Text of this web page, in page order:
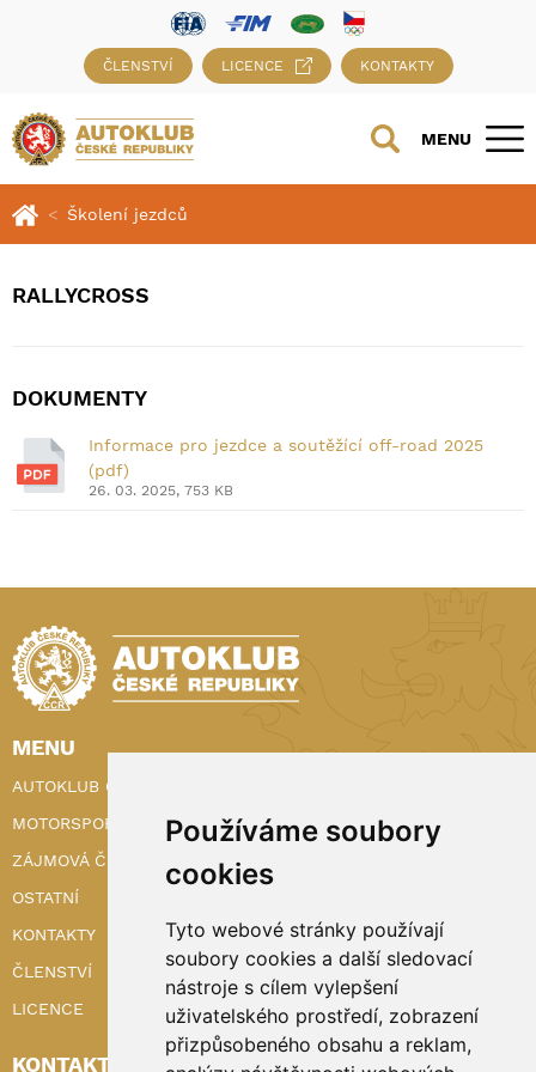
Používáme soubory
cookies
Tyto webové stránky používají
soubory cookies a další sledovací
nástroje s cílem vylepšení
uživatelského prostředí, zobrazení
přizpůsobeného obsahu a reklam,
ČLENSTVÍ LICENCE KONTAKTY
MENU
Školení jezdců
RALLYCROSS
DOKUMENTY
Informace pro jezdce a soutěžící off-road 2025
(pdf)
26. 03. 2025, 753 KB
MENU
AUTOKLUB ČR
MOTORSPORT
ZÁJMOVÁ ČINNOST
OSTATNÍ
KONTAKTY
ČLENSTVÍ
LICENCE
KONTAKTY